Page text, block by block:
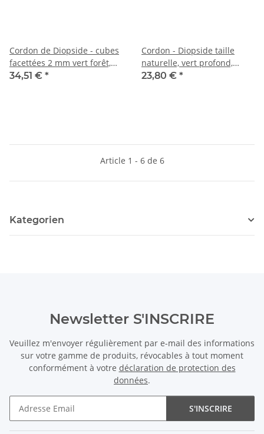
Cordon de Diopside - cubes
facettées 2 mm vert forêt,
longueur 37.5 cm /7792
34,51 € *
Cordon - Diopside taille
naturelle, vert profond,
longueur 36,5 cm /1584
23,80 € *
Article 1 - 6 de 6
Kategorien
Newsletter S'INSCRIRE
Veuillez m'envoyer régulièrement par e-mail des informations
sur votre gamme de produits, révocables à tout moment
conformément à votre déclaration de protection des
données.
S'INSCRIRE